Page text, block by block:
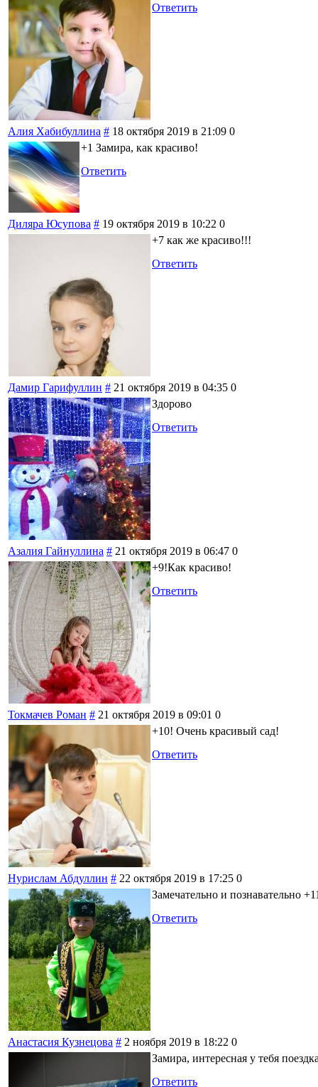
Ответить
Алия Хабибуллина # 18 октября 2019 в 21:09 0
+1 Замира, как красиво!
Ответить
Диляра Юсупова # 19 октября 2019 в 10:22 0
+7 как же красиво!!!
Ответить
Дамир Гарифуллин # 21 октября 2019 в 04:35 0
Здорово
Ответить
Азалия Гайнуллина # 21 октября 2019 в 06:47 0
+9!Как красиво!
Ответить
Токмачев Роман # 21 октября 2019 в 09:01 0
+10! Очень красивый сад!
Ответить
Нурислам Абдуллин # 22 октября 2019 в 17:25 0
Замечательно и познавательно
Ответить
Анастасия Кузнецова # 2 ноября 2019 в 18:22 0
Замира, интересная у тебя
Ответить